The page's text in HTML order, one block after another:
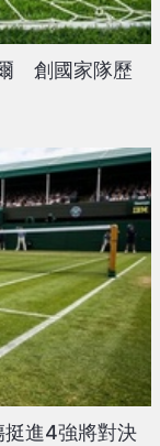
創國家隊歷
挺進4強將對決